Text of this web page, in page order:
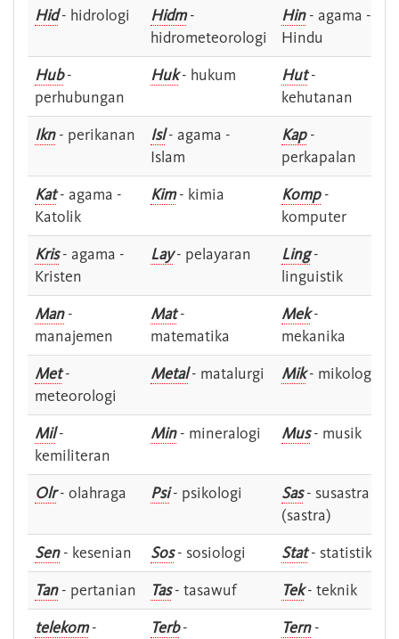
Hid- hidrologi Hidm-
hidrometeorologi
Hin- agama -
Hindu
Hub-
perhubungan
Huk- hukum Hut-
kehutanan
Ikn- perikanan Isl- agama -
Islam
Kap-
perkapalan
Kat- agama -
Katolik
Kim- kimia Komp-
komputer
Kris- agama -
Kristen
Lay- pelayaran Ling-
linguistik
Man-
manajemen
Mat-
matematika
Mek-
mekanika
Met-
meteorologi
Metal- matalurgi Mik- mikologi
Mil-
kemiliteran
Min- mineralogi Mus- musik
Olr- olahraga Psi- psikologi Sas- susastra -
(sastra)
Sen- kesenian Sos- sosiologi Stat- statistik
Tan- pertanian Tas- tasawuf Tek- teknik
telekom-
Terb-
Tern-